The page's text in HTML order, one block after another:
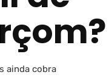
ainda cobra